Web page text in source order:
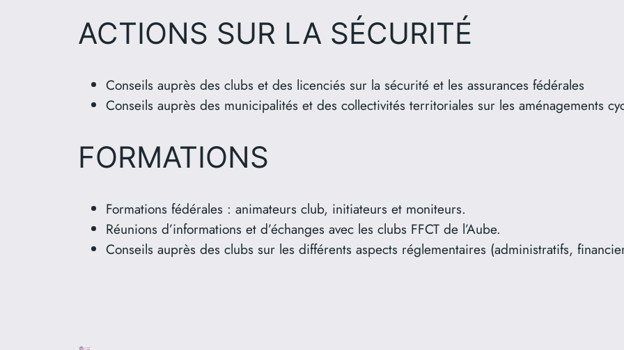
ACTIONS SUR LA SÉCURITÉ
Conseils auprès des clubs et des licenciés sur la sécurité et les assurances fédérales
Conseils auprès des municipalités et des collectivités territoriales sur les aménagements
FORMATIONS
Formations fédérales : animateurs club, initiateurs et moniteurs.
Réunions d’informations et d’échanges avec les clubs FFCT de l’Aube.
Conseils auprès des clubs sur les différents aspects réglementaires (administratifs,